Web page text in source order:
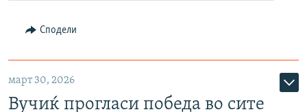
Сподели
март 30, 2026
Вучиќ прогласи победа во сите